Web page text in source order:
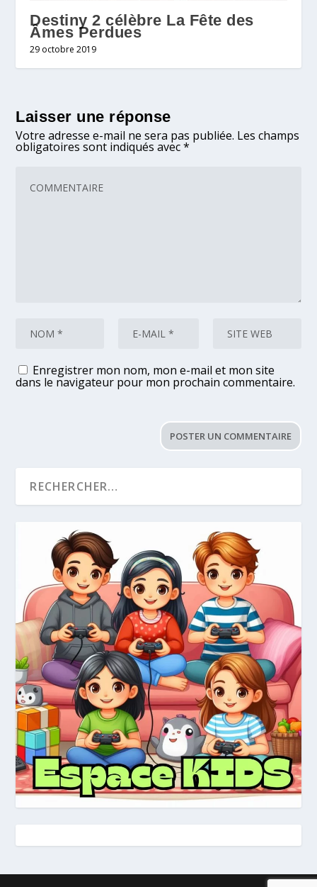
Destiny 2 célèbre La Fête des
Âmes Perdues
29 octobre 2019
Laisser une réponse
Votre adresse e-mail ne sera pas publiée. Les champs
obligatoires sont indiqués avec*
Enregistrer mon nom, mon e-mail et mon site
dans le navigateur pour mon prochain commentaire.